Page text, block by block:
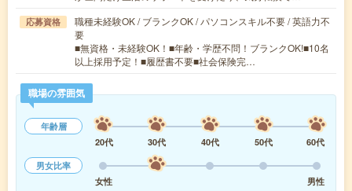
応募資格
職種未経験OK / ブランクOK / パソコンスキル不要 / 英語力不
要
■無資格・未経験OK！■年齢・学歴不問！ブランクOK!■10名
以上採用予定！■履歴書不要■社会保険完…
職場の雰囲気
年齢層
20代
30代 40代 50代
60代
男女比率
女性
男性